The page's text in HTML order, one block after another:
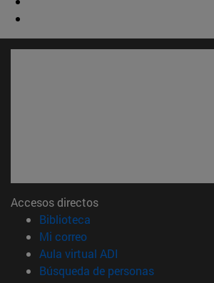
Accesos directos
Biblioteca
Mi correo(abre en nueva ventana)
Aula virtual ADI
Búsqueda de personas(abre en